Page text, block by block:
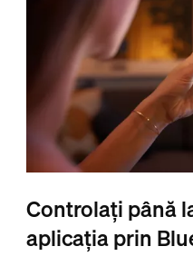
Controlați până
aplicația prin